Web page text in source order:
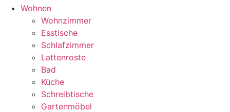
Wohnen
Wohnzimmer
Esstische
Schlafzimmer
Lattenroste
Bad
Küche
Schreibtische
Gartenmöbel